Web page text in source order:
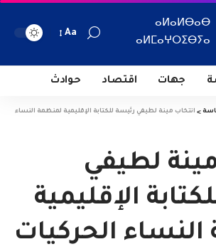
ⴰⵍⴰⵍⴱⴰⴱ
ⴰⵍⵎⴰⵖⵔⵉⴱⵢⴰ
Aa
جهات اقتصاد حوادث
> انتخاب مينة لطيفي رئيسة للكتابة الإقليمية لمنظمة النساء
لطيفي
الإقليمية
الحركيات